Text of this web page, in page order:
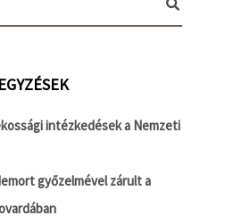
intézkedések a Nemzeti
győzelmével zárult a